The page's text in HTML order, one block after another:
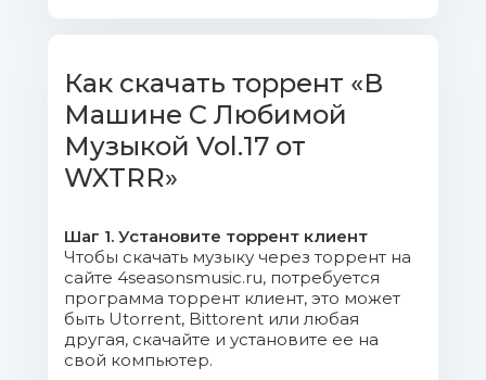
04. Коломийчук Аня - А море в
твоих ладонях.mp3 (8.82 Mb)
05. Сергей Жуков - Девочка Не
06. Анита Цой - В голове.mp3
(9.07 Mb)
07. NaCl - Перелётные
Птицы.mp3 (8.06 Mb)
Как скачать торрент «В
Машине С Любимой
Музыкой Vol.17 от
WXTRR»
Шаг 1. Установите торрент клиент
Чтобы скачать музыку через торрент на
сайте 4seasonsmusic.ru, потребуется
программа торрент клиент, это может
быть Utorrent, Bittorent или любая
другая, скачайте и установите ее на
свой компьютер.